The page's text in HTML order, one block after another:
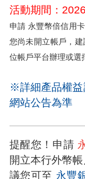
活動期間：
申請 永豐幣倍信用
您尚未開立帳戶，建
位帳戶平台辦理或選
※詳細產品權益
網站公告為準
提醒您！申請
開立本行外幣
議您可至 永豐